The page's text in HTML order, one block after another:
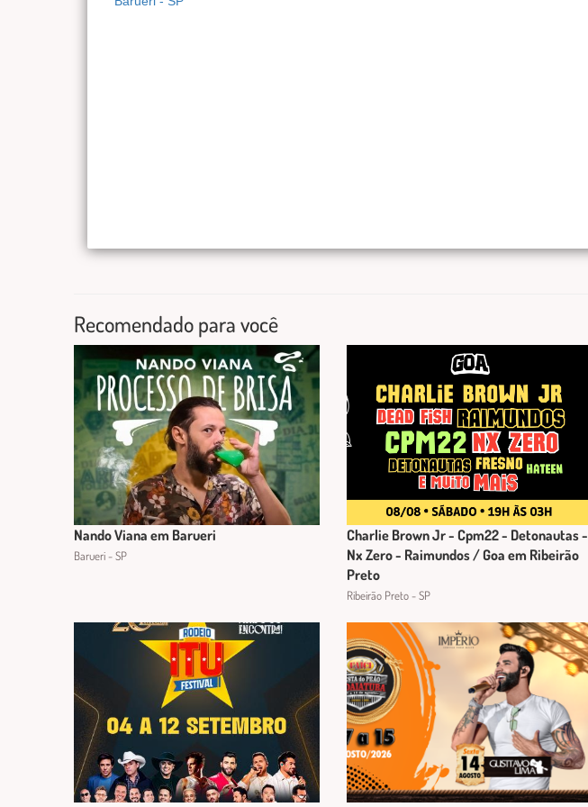
Recomendado para você
Nando Viana em Barueri
Barueri - SP
Charlie Brown Jr - Cpm22 - Detonautas -
Nx Zero - Raimundos / Goa em Ribeirão
Preto
Ribeirão Preto - SP